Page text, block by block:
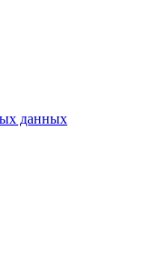
данных